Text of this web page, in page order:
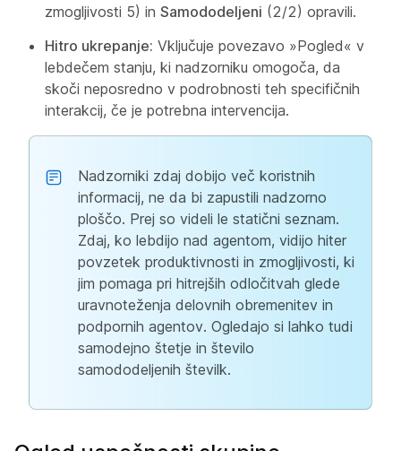
zmogljivosti 5) in Samododeljeni (2/2) opravili.
Hitro ukrepanje: Vključuje povezavo »Pogled« v
lebdečem stanju, ki nadzorniku omogoča, da
skoči neposredno v podrobnosti teh specifičnih
interakcij, če je potrebna intervencija.
Nadzorniki zdaj dobijo več koristnih
informacij, ne da bi zapustili nadzorno
ploščo. Prej so videli le statični seznam.
Zdaj, ko lebdijo nad agentom, vidijo hiter
povzetek produktivnosti in zmogljivosti, ki
jim pomaga pri hitrejših odločitvah glede
uravnoteženja delovnih obremenitev in
podpornih agentov. Ogledajo si lahko tudi
samodejno štetje in število
samododeljenih številk.